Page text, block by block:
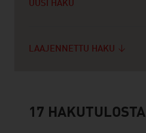
UUSI HAKU
LAAJENNETTU HAKU
17 HAKUTULOSTA